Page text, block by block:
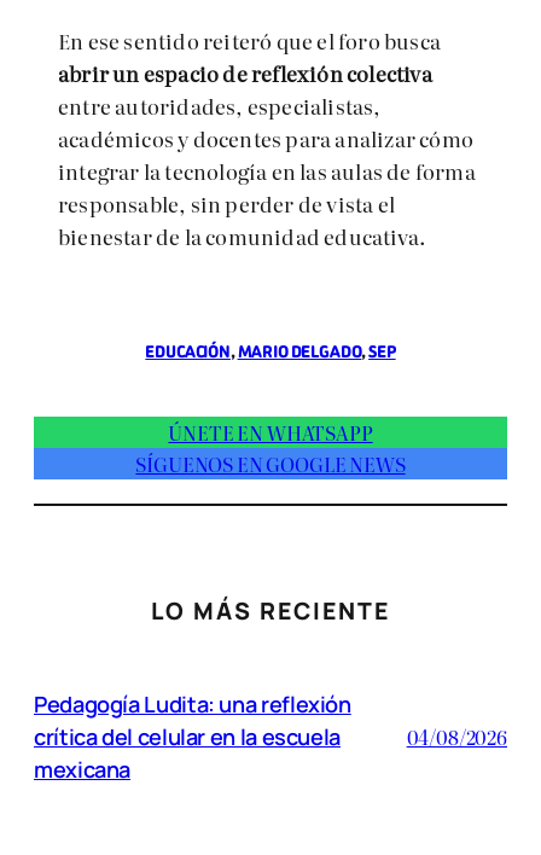
En ese sentido reiteró que el foro busca
abrir un espacio de reflexión colectiva
entre autoridades, especialistas,
académicos y docentes para analizar cómo
integrar la tecnología en las aulas de forma
responsable, sin perder de vista el
bienestar de la comunidad educativa.
EDUCACIÓN, MARIO DELGADO, SEP
ÚNETE EN WHATSAPP
SÍGUENOS EN GOOGLE NEWS
LO MÁS RECIENTE
Pedagogía Ludita: una reflexión
crítica del celular en la escuela
mexicana
04/08/2026